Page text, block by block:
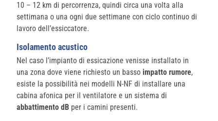
10 – 12 km di percorrenza, quindi circa una volta alla
settimana o una ogni due settimane con ciclo continuo di
lavoro dell’essiccatore.
Isolamento acustico
Nel caso l’impianto di essicazione venisse installato in
una zona dove viene richiesto un basso impatto rumore,
esiste la possibilità nei modelli N-NF di installare una
cabina afonica per il ventilatore e un sistema di
abbattimento dB per i camini presenti.